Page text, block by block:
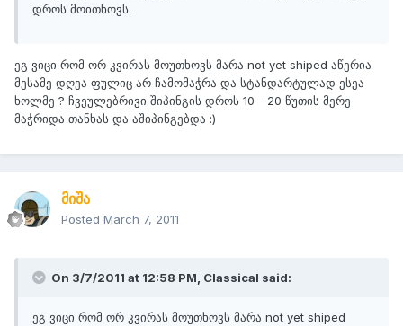
დროს მოითხოვს.
ეგ ვიცი რომ ორ კვირას მოუთხოვს მარა not yet shiped აწერია
მესამე დღეა ფულიც არ ჩამომაჭრა და სტანდარტულად ესეა
ხოლმე ? ჩვეულებრივი შიპინგის დროს 10 - 20 წუთის მერე
მაჭრიდა თანხას და აშიპინგებდა :)
მიშა
Posted March 7, 2011
On 3/7/2011 at 12:58 PM, Classical said:
ეგ ვიცი რომ ორ კვირას მოუთხოვს მარა not yet shiped